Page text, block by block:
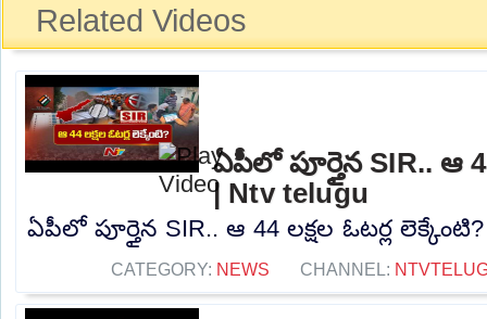
Related Videos
ఏపీలో పూర్తైన SIR.. ఆ
| Ntv telugu
ఏపీలో పూర్తైన SIR.. ఆ 44 లక్షల ఓటర్ల
CATEGORY: NEWS CHANNEL: